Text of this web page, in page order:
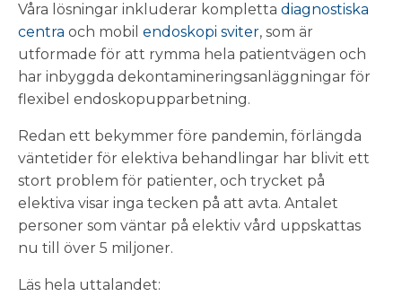
Våra lösningar inkluderar kompletta diagnostiska
centra och mobil endoskopi sviter, som är
utformade för att rymma hela patientvägen och
har inbyggda dekontamineringsanläggningar för
flexibel endoskopupparbetning.
Redan ett bekymmer före pandemin, förlängda
väntetider för elektiva behandlingar har blivit ett
stort problem för patienter, och trycket på
elektiva visar inga tecken på att avta. Antalet
personer som väntar på elektiv vård uppskattas
nu till över 5 miljoner.
Läs hela uttalandet: